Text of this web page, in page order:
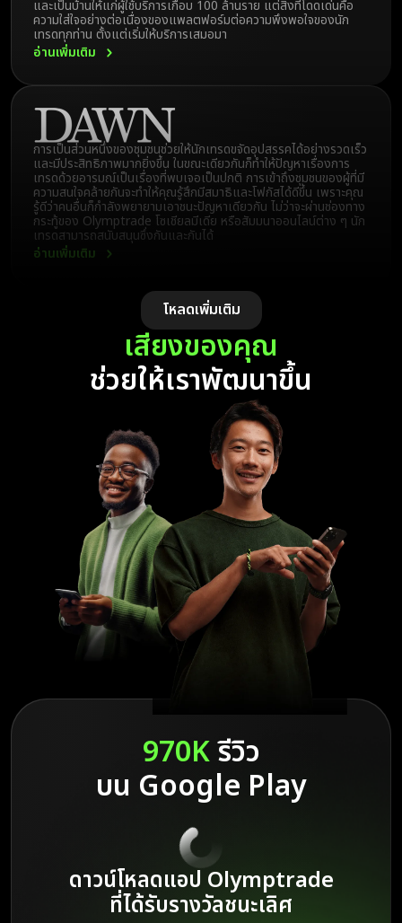
Olymptrade เป็นเจ้าภาพจัดสัมมนาออนไลน์ที่ให้ความรู้เกี่ยวกับ
กลยุทธ์การเทรด การบริหารความเสี่ยง และการวิเคราะห์ตลาด
แพลตฟอร์มยังให้บริการเนื้อหาคำอธิบายเรื่องหลักการการเงินที่
สำคัญ พฤติกรรมตลาด และกลยุทธ์การจัดการความเสี่ยงด้วย
ในช่วงสิบปีที่ผ่านมา Olymptrade ได้พัฒนาสภาพแวดล้อมที่นักเทรด
สามารถพัฒนาตนเอง และให้ความสำคัญกับความต้องการของนัก
เทรดเสมอ แพลตฟอร์มมีพัฒนาการอย่างต่อเนื่องด้วยฟีเจอร์ใหม่ ๆ
ที่ได้รับการออกแบบมาเพื่อสนับสนุนนักเทรดในเส้นทางของพวกเขา
สำหรับผู้ที่มองหาแพลตฟอร์มที่ใส่ใจในการเติบโตและความเป็นอยู่ที่ดี
ของนักเทรด Olymptrade ถือเป็นตัวเลือกที่น่าเชื่อถือและไว้วางใจ
อ่านเพิ่มเติม
และเป็นบ้านให้แก่ผู้ใช้บริการเกือบ 100 ล้านราย แต่สิ่งที่โดดเด่นคือ
ความใส่ใจอย่างต่อเนื่องของแพลตฟอร์มต่อความพึงพอใจของนัก
เทรดทุกท่าน ตั้งแต่เริ่มให้บริการเสมอมา
อ่านเพิ่มเติม
Olymptrade เป็นหนึ่งในผู้นำด้านนวัตกรรมไม่กี่แห่งในตลาดในช่วง
สิบปีที่ผ่านมา ตลอดหลายปีที่ผ่านมานี้ แพลตฟอร์มได้มีพัฒนาการ
เติบโตขึ้นโดยให้ความสนับสนุน การศึกษา และข้อมูลเชิงลึกแก่นักเทรด
ได้ค้นพบวิถีของตนเองในตลาดเนื่องด้วยมรดกของบริการที่เชื่อถือได้
การเป็นส่วนหนึ่งของชุมชนช่วยให้นักเทรดขจัดอุปสรรคได้อย่างรวดเร็ว
และมีประสิทธิภาพมากยิ่งขึ้น ในขณะเดียวกันก็ทำให้ปัญหาเรื่องการ
เทรดด้วยอารมณ์เป็นเรื่องที่พบเจอเป็นปกติ การเข้าถึงชุมชนของผู้ที่มี
ความสนใจคล้ายกันจะทำให้คุณรู้สึกมีสมาธิและโฟกัสได้ดีขึ้น เพราะคุณ
รู้ดีว่าคนอื่นก็กำลังพยายามเอาชนะปัญหาเดียวกัน ไม่ว่าจะผ่านช่องทาง
กระทู้ของ Olymptrade โซเชียลมีเดีย หรือสัมมนาออนไลน์ต่าง ๆ นัก
เทรดสามารถสนับสนุนซึ่งกันและกันได้
อ่านเพิ่มเติม
โหลดเพิ่มเติม
เสียงของคุณ
ช่วยให้เราพัฒนาขึ้น
970Kรีวิว
บน Google Play
ดาวน์โหลดแอป Olymptrade
ที่ได้รับรางวัลชนะเลิศ